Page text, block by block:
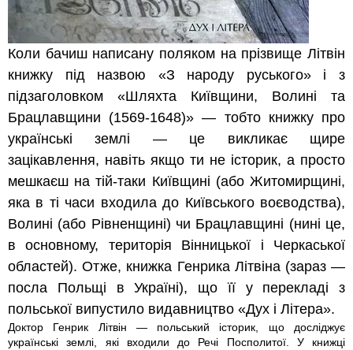
Коли бачиш написану поляком на прізвище Літвін
книжку під назвою «З народу руського» і з
підзаголовком «Шляхта Київщини, Волині та
Брацлавщини (1569-1648)» — тобто книжку про
українські землі — це викликає щире
зацікавлення, навіть якщо ти не історик, а просто
мешкаєш на тій-таки Київщині (або Житомирщині,
яка в ті часи входила до Київського воєводства),
Волині (або Рівненщині) чи Брацлавщині (нині це,
в основному, територія Вінницької і Черкаської
областей). Отже, книжка Генрика Літвіна (зараз —
посла Польщі в Україні), що її у перекладі з
польської випустило видавництво «Дух і Літера».
Доктор Генрик Літвін — польський історик, що досліджує
українські землі, які входили до Речі Посполитої. У книжці